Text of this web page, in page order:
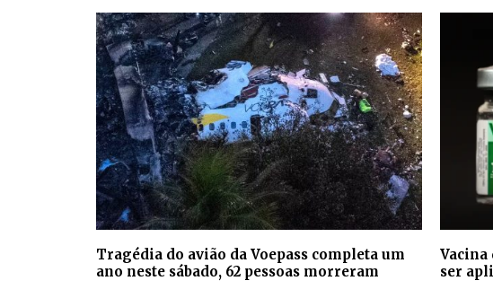
Tragédia do avião da Voepass completa um
ano neste sábado, 62 pessoas morreram
Vacina
ser